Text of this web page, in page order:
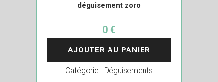
déguisement zoro
0 €
AJOUTER AU PANIER
Catégorie : Déguisements